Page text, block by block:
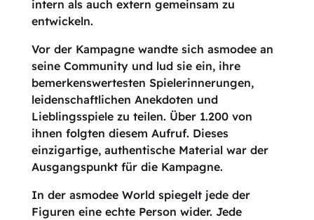
intern als auch extern gemeinsam zu
entwickeln.
Vor der Kampagne wandte sich asmodee an
seine Community und lud sie ein, ihre
bemerkenswertesten Spielerinnerungen,
leidenschaftlichen Anekdoten und
Lieblingsspiele zu teilen. Über 1.200 von
ihnen folgten diesem Aufruf. Dieses
einzigartige, authentische Material war der
Ausgangspunkt für die Kampagne.
In der asmodee World spiegelt jede der
Figuren eine echte Person wider. Jede